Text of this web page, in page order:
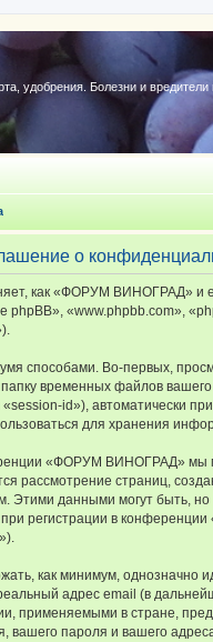
удобрения. Болезни и вредители
о
как «ФОРУМ ВИНОГРАД»
phpBB», «www.phpbb.com»,
способами. Во-первых,
временных файлов
id»), автоматически
для хранения
«ФОРУМ ВИНОГРАД» мы
рассмотрение страниц,
Этими данными могут быть,
регистрации в
как минимум,
адрес email (в
применяемыми в стране,
вашего пароля и вашего